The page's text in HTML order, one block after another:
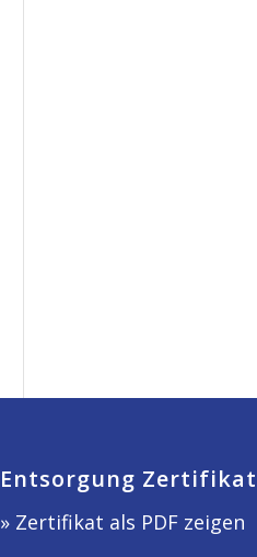
Entsorgung Zertifikat
» Zertifikat als PDF zeigen